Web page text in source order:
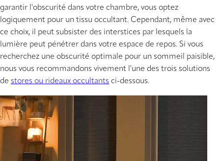
garantir l'obscurité dans votre chambre, vous optez
logiquement pour un tissu occultant. Cependant, même avec
ce choix, il peut subsister des interstices par lesquels la
lumière peut pénétrer dans votre espace de repos. Si vous
recherchez une obscurité optimale pour un sommeil paisible,
nous vous recommandons vivement l'une des trois solutions
de stores ou rideaux occultants ci-dessous.